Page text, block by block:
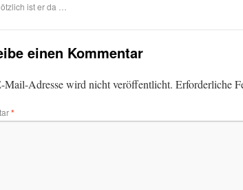
ist er da …
einen Kommentar
Mail-Adresse wird nicht veröffentlicht. Erforderliche
*